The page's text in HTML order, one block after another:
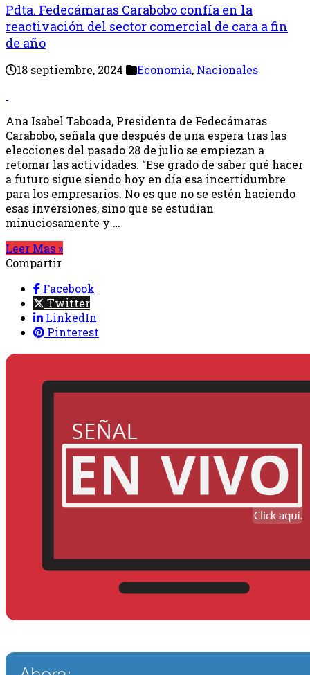
Pdta. Fedecámaras Carabobo confía en la
reactivación del sector comercial de cara a fin
de año
18 septiembre, 2024 Economia, Nacionales
Ana Isabel Taboada, Presidenta de Fedecámaras
Carabobo, señala que después de una espera tras las
elecciones del pasado 28 de julio se empiezan a
retomar las actividades. “Ese grado de saber qué hacer
a futuro sigue siendo hoy en día esa incertidumbre
para los empresarios. No es que no se estén haciendo
esas inversiones, sino que se estudian
minuciosamente y …
Leer Mas »
Compartir
Facebook
Twitter
LinkedIn
Pinterest